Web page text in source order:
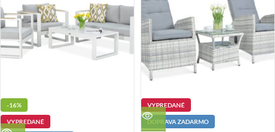
-16%
VYPREDANÉ
VYPREDANÉ
DOPRAVA ZADARMO